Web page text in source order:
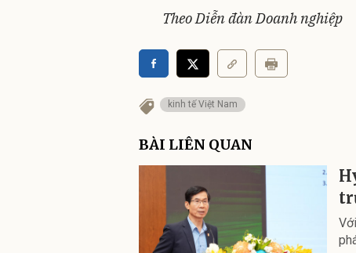
Theo Diễn đàn Doanh nghiệp
kinh tế Việt Nam
BÀI LIÊN QUAN